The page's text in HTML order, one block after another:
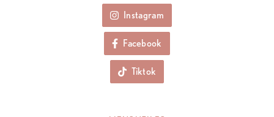
Instagram
Facebook
Tiktok